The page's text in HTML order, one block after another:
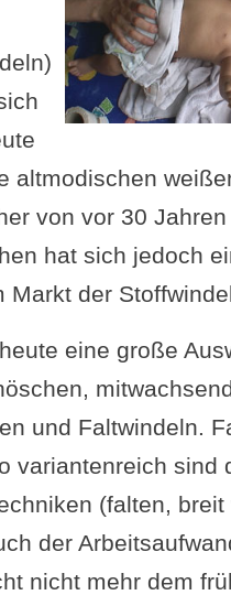
altmodischen
von vor 30 Jahren
hat sich jedoch
Markt der
eine große
und Faltwindeln.
variantenreich sind
(falten, breit
der
nicht mehr dem